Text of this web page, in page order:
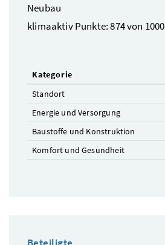
Neubau
klimaaktiv Punkte: 874 von 1000
Kategorie
Standort
Energie und Versorgung
Baustoffe und Konstruktion
Komfort und Gesundheit
Beteiligte